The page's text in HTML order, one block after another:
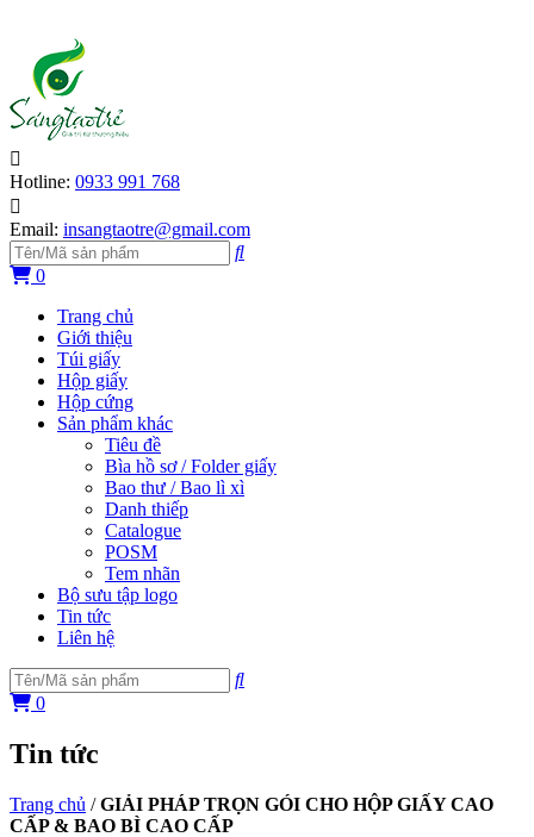
Hotline: 0933 991 768
Email: insangtaotre@gmail.com
0
Trang chủ
Giới thiệu
Túi giấy
Hộp giấy
Hộp cứng
Sản phẩm khác
Tiêu đề
Bìa hồ sơ / Folder giấy
Bao thư / Bao lì xì
Danh thiếp
Catalogue
POSM
Tem nhãn
Bộ sưu tập logo
Tin tức
Liên hệ
0
Tin tức
Trang chủ /GIẢI PHÁP TRỌN GÓI CHO HỘP GIẤY CAO
CẤP & BAO BÌ CAO CẤP